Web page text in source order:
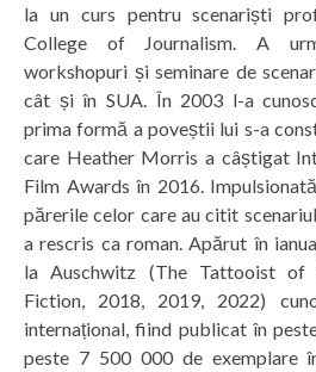
la un curs pentru scenariști
College of Journalism. A
workshopuri și seminare de
cât și în SUA. În 2003 l-a
prima formă a poveștii lui s-a
care Heather Morris a câștigat
Film Awards în 2016.
părerile celor care au citit
a rescris ca roman. Apărut în
la Auschwitz (The Tattooist of
Fiction, 2018, 2019, 2022)
internațional, fiind publicat în
peste 7 500 000 de exemplare